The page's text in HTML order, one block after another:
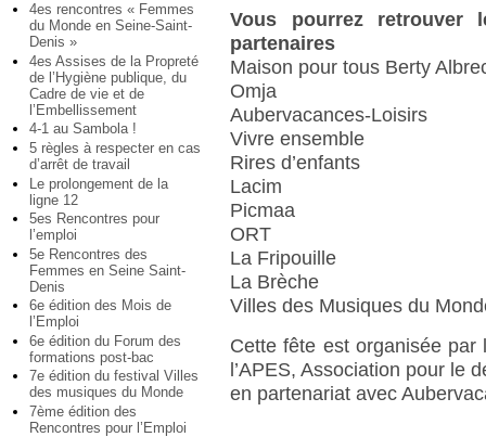
4es rencontres « Femmes
du Monde en Seine-Saint-
Denis »
4es Assises de la Propreté
de l’Hygiène publique, du
Cadre de vie et de
l’Embellissement
4-1 au Sambola !
5 règles à respecter en cas
d’arrêt de travail
Le prolongement de la
ligne 12
5es Rencontres pour
l’emploi
5e Rencontres des
Femmes en Seine Saint-
Denis
6e édition des Mois de
l’Emploi
6e édition du Forum des
formations post-bac
7e édition du festival Villes
des musiques du Monde
7ème édition des
Rencontres pour l’Emploi
Vous pourrez retrouver
partenaires
Maison pour tous Berty
Omja
Aubervacances-Loisirs
Vivre ensemble
Rires d’enfants
Lacim
Picmaa
ORT
La Fripouille
La Brèche
Villes des Musiques du
Cette fête est organisée par
l’APES, Association pour le
en partenariat avec